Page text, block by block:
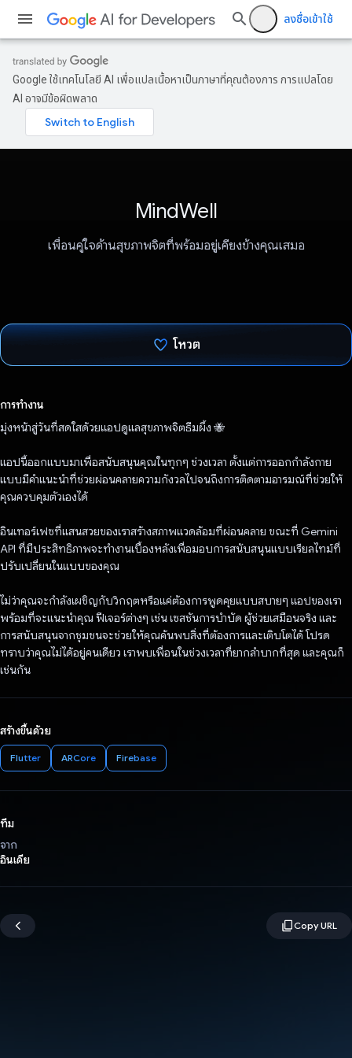
ลงชื่อเข้าใช้
Google ใช้เทคโนโลยี AI เพื่อแปลเนื้อหาเป็นภาษาที่คุณต้องการ การแปลโดย
AI อาจมีข้อผิดพลาด
MindWell
เพื่อนคู่ใจด้านสุขภาพจิตที่พร้อมอยู่เคียงข้างคุณเสมอ
โหวต
การทำงาน
มุ่งหน้าสู่วันที่สดใสด้วยแอปดูแลสุขภาพจิตธีมผึ้ง 🐝
แอปนี้ออกแบบมาเพื่อสนับสนุนคุณในทุกๆ ช่วงเวลา ตั้งแต่การออกกำลังกาย
แบบมีคําแนะนําที่ช่วยผ่อนคลายความกังวลไปจนถึงการติดตามอารมณ์ที่ช่วยให้
คุณควบคุมตัวเองได้
อินเทอร์เฟซที่แสนสวยของเราสร้างสภาพแวดล้อมที่ผ่อนคลาย ขณะที่ Gemini
API ที่มีประสิทธิภาพจะทำงานเบื้องหลังเพื่อมอบการสนับสนุนแบบเรียลไทม์ที่
ปรับเปลี่ยนในแบบของคุณ
ไม่ว่าคุณจะกำลังเผชิญกับวิกฤตหรือแค่ต้องการพูดคุยแบบสบายๆ แอปของเรา
พร้อมที่จะแนะนำคุณ ฟีเจอร์ต่างๆ เช่น เซสชันการบำบัด ผู้ช่วยเสมือนจริง และ
การสนับสนุนจากชุมชนจะช่วยให้คุณค้นพบสิ่งที่ต้องการและเติบโตได้ โปรด
ทราบว่าคุณไม่ได้อยู่คนเดียว เราพบเพื่อนในช่วงเวลาที่ยากลำบากที่สุด และคุณก็
เช่นกัน
สร้างขึ้นด้วย
Flutter ARCore Firebase
ทีม
จาก
อินเดีย